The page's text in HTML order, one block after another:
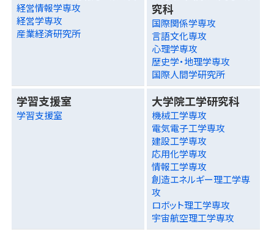
経営情報学専攻
経営学専攻
産業経済研究所
究科
国際関係学専攻
言語文化専攻
心理学専攻
歴史学・地理学専攻
国際人間学研究所
学習支援室
学習支援室
大学院工学研究科
機械工学専攻
電気電子工学専攻
建設工学専攻
応用化学専攻
情報工学専攻
創造エネルギー理工学専
攻
ロボット理工学専攻
宇宙航空理工学専攻